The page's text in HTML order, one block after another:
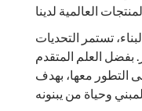
تستمر التحديات
بفضل العلم المتقدم
التطور معها، بهدف